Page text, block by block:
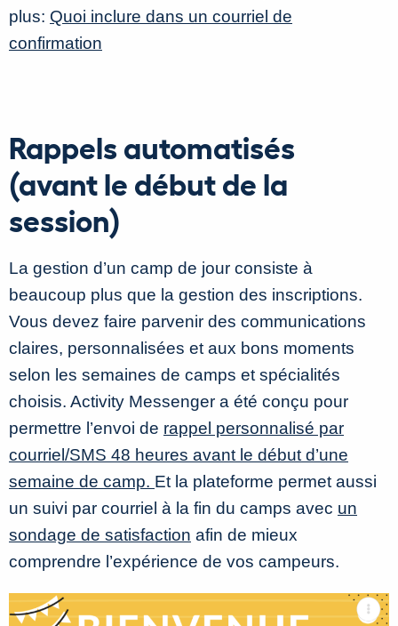
plus: Quoi inclure dans un courriel de
confirmation
Rappels automatisés
(avant le début de la
session)
La gestion d’un camp de jour consiste à
beaucoup plus que la gestion des inscriptions.
Vous devez faire parvenir des communications
claires, personnalisées et aux bons moments
selon les semaines de camps et spécialités
choisis. Activity Messenger a été conçu pour
permettre l’envoi de rappel personnalisé par
courriel/SMS 48 heures avant le début d’une
semaine de camp. Et la plateforme permet aussi
un suivi par courriel à la fin du camps avec un
sondage de satisfaction afin de mieux
comprendre l’expérience de vos campeurs.